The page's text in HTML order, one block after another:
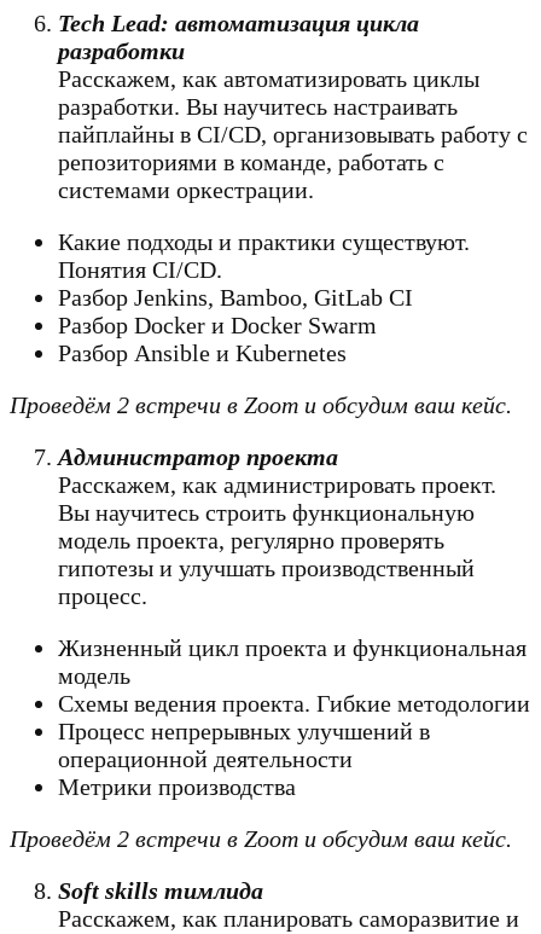
Tech Lead: автоматизация цикла
разработки
Расскажем, как автоматизировать циклы
разработки. Вы научитесь настраивать
пайплайны в CI/CD, организовывать работу с
репозиториями в команде, работать с
системами оркестрации.
Какие подходы и практики существуют.
Понятия CI/CD.
Разбор Jenkins, Bamboo, GitLab CI
Разбор Docker и Docker Swarm
Разбор Ansible и Kubernetes
Проведём 2 встречи в Zoom и обсудим ваш кейс.
Администратор проекта
Расскажем, как администрировать проект.
Вы научитесь строить функциональную
модель проекта, регулярно проверять
гипотезы и улучшать производственный
процесс.
Жизненный цикл проекта и функциональная
модель
Схемы ведения проекта. Гибкие методологии
Процесс непрерывных улучшений в
операционной деятельности
Метрики производства
Проведём 2 встречи в Zoom и обсудим ваш кейс.
Soft skills тимлида
Расскажем, как планировать саморазвитие и